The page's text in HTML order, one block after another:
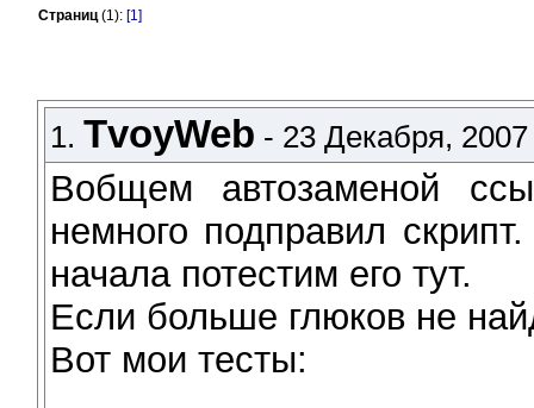
Страниц(1): [1]
1.TvoyWeb - 23 Декабря,
Вобщем автозаменой
немного подправил
начала потестим его тут.
Если больше глюков не
Вот мои тесты: